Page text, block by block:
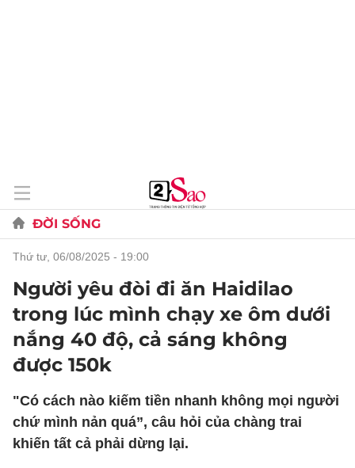
ĐỜI SỐNG
thứ tư, 06/08/2025 - 19:00
Người yêu đòi đi ăn Haidilao
trong lúc mình chạy xe ôm dưới
nắng 40 độ, cả sáng không
được 150k
"Có cách nào kiếm tiền nhanh không mọi người
chứ mình nản quá”, câu hỏi của chàng trai
khiến tất cả phải dừng lại.